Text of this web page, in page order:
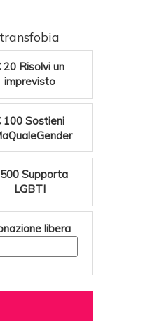
20 Risolvi un
imprevisto
100 Sostieni
Supporta
LGBTI
libera